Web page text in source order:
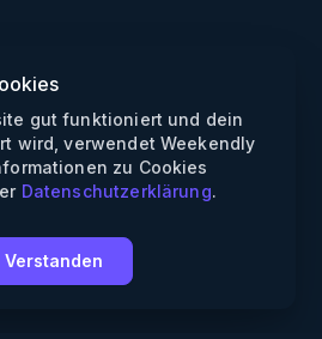
gut funktioniert und dein
wird, verwendet Weekendly
zu Cookies
Datenschutzerklärung.
Verstanden